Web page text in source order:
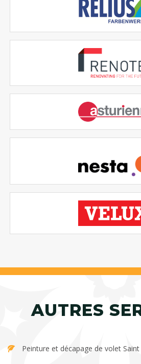
AUTRES
Peinture et décapage de volet